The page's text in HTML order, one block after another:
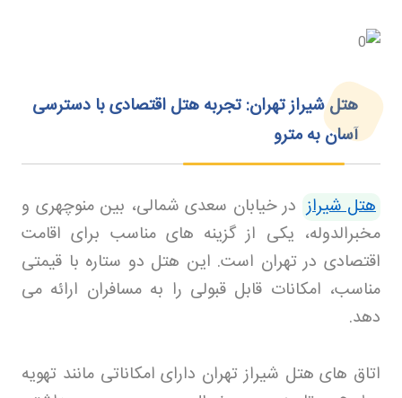
هتل شیراز تهران: تجربه هتل اقتصادی با دسترسی
آسان به مترو
هتل شیراز در خیابان سعدی شمالی، بین منوچهری و
مخبرالدوله، یکی از گزینه های مناسب برای اقامت
اقتصادی در تهران است. این هتل دو ستاره با قیمتی
مناسب، امکانات قابل قبولی را به مسافران ارائه می
دهد.
اتاق های هتل شیراز تهران دارای امکاناتی مانند تهویه